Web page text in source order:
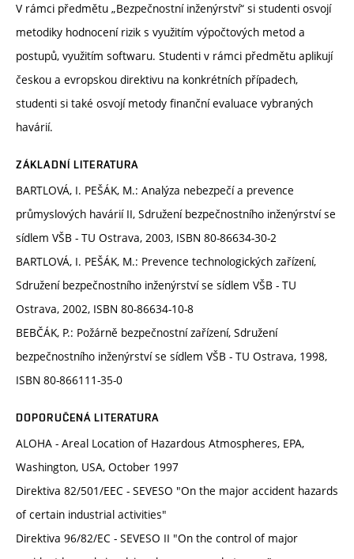
V rámci předmětu „Bezpečnostní inženýrství“ si studenti osvojí
metodiky hodnocení rizik s využitím výpočtových metod a
postupů, využitím softwaru. Studenti v rámci předmětu aplikují
českou a evropskou direktivu na konkrétních případech,
studenti si také osvojí metody finanční evaluace vybraných
havárií.
ZÁKLADNÍ LITERATURA
BARTLOVÁ, I. PEŠÁK, M.: Analýza nebezpečí a prevence
průmyslových havárií II, Sdružení bezpečnostního inženýrství se
sídlem VŠB - TU Ostrava, 2003, ISBN 80-86634-30-2
BARTLOVÁ, I. PEŠÁK, M.: Prevence technologických zařízení,
Sdružení bezpečnostního inženýrství se sídlem VŠB - TU
Ostrava, 2002, ISBN 80-86634-10-8
BEBČÁK, P.: Požárně bezpečnostní zařízení, Sdružení
bezpečnostního inženýrství se sídlem VŠB - TU Ostrava, 1998,
ISBN 80-866111-35-0
DOPORUČENÁ LITERATURA
ALOHA - Areal Location of Hazardous Atmospheres, EPA,
Washington, USA, October 1997
Direktiva 82/501/EEC - SEVESO "On the major accident hazards
of certain industrial activities"
Direktiva 96/82/EC - SEVESO II "On the control of major